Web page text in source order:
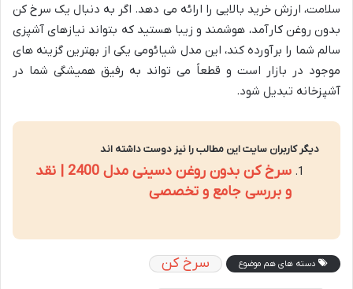
سلامت، ارزش خرید بالایی را ارائه می دهد. اگر به دنبال یک سرخ کن
بدون روغن کارآمد، هوشمند و زیبا هستید که بتواند نیازهای آشپزی
سالم شما را برآورده کند، این مدل شیائومی یکی از بهترین گزینه های
موجود در بازار است و قطعاً می تواند به رفیق همیشگی شما در
آشپزخانه تبدیل شود.
دیگر کاربران سایت این مطالب را نیز دوست داشته اند
سرخ کن بدون روغن دسینی مدل 2400 | نقد
و بررسی جامع و تخصصی
دسته های هم موضوع سرخ کن